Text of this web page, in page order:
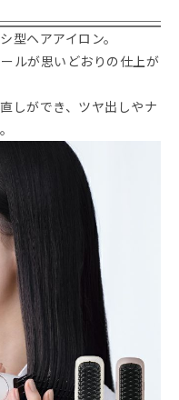
型ヘアアイロン。
ルが思いどおりの仕上が
しができ、ツヤ出しやナ